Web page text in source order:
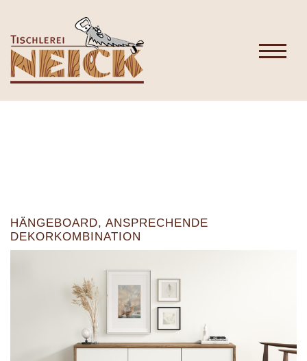
HÄNGEBOARD, ANSPRECHENDE
DEKORKOMBINATION